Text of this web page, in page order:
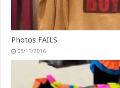
Photos FAILS
05/11/2016